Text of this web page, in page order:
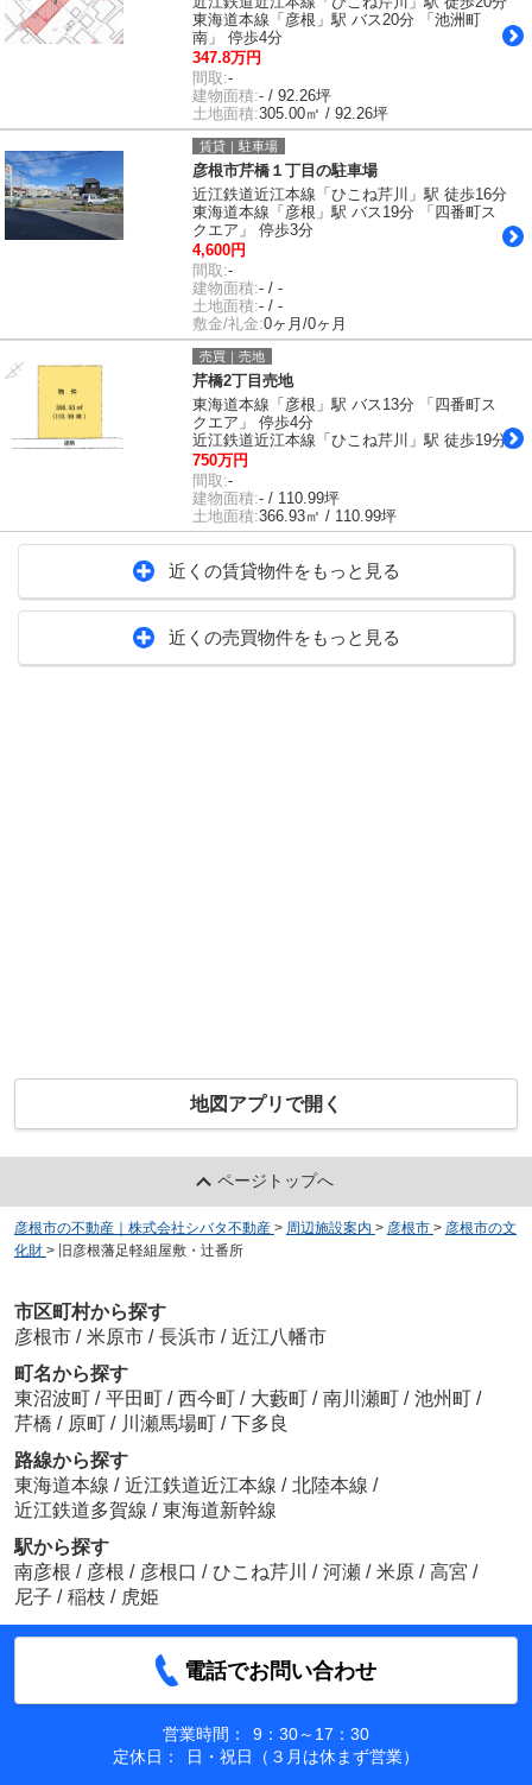
東海道本線「彦根」駅 バス20分 「池洲町
南」 停歩4分
347.8万円
間取:-
建物面積:- / 92.26坪
土地面積:305.00㎡ / 92.26坪
賃貸｜駐車場
彦根市芹橋１丁目の駐車場
近江鉄道近江本線「ひこね芹川」駅 徒歩16分
東海道本線「彦根」駅 バス19分 「四番町ス
クエア」 停歩3分
4,600円
間取:-
建物面積:- / -
土地面積:- / -
敷金/礼金:0ヶ月/0ヶ月
売買｜売地
芹橋2丁目売地
東海道本線「彦根」駅 バス13分 「四番町ス
クエア」 停歩4分
近江鉄道近江本線「ひこね芹川」駅 徒歩19分
750万円
間取:-
建物面積:- / 110.99坪
土地面積:366.93㎡ / 110.99坪
近くの賃貸物件をもっと見る
近くの売買物件をもっと見る
地図アプリで開く
ページトップへ
彦根市の不動産｜株式会社シバタ不動産 > 周辺施設案内 > 彦根市 > 彦根市の文
化財 > 旧彦根藩足軽組屋敷・辻番所
市区町村から探す
彦根市 / 米原市 / 長浜市 / 近江八幡市
町名から探す
東沼波町 / 平田町 / 西今町 / 大藪町 / 南川瀬町 / 池州町 /
芹橋 / 原町 / 川瀬馬場町 / 下多良
路線から探す
東海道本線 / 近江鉄道近江本線 / 北陸本線 /
近江鉄道多賀線 / 東海道新幹線
駅から探す
南彦根 / 彦根 / 彦根口 / ひこね芹川 / 河瀬 / 米原 / 高宮 /
尼子 / 稲枝 / 虎姫
電話でお問い合わせ
営業時間：
9：30～17：30
定休日：
日・祝日（３月は休まず営業）